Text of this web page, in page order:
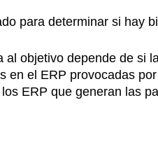
para determinar si hay
objetivo depende de si
en el ERP provocadas
ERP que generan las